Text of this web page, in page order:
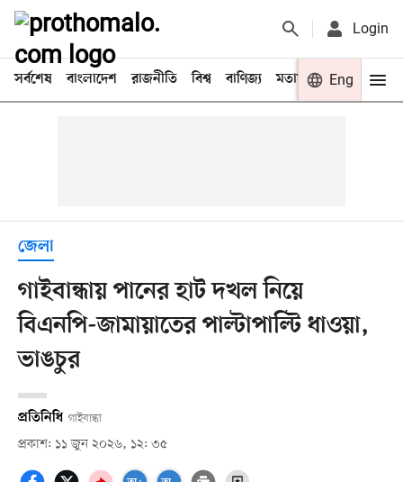
Login
সর্বশেষ বাংলাদেশ রাজনীতি বিশ্ব বাণিজ্য মতামত খেলা
Eng
জেলা
গাইবান্ধায় পানের হাট দখল নিয়ে
বিএনপি-জামায়াতের পাল্টাপাল্টি ধাওয়া,
ভাঙচুর
প্রতিনিধি গাইবান্ধা
প্রকাশ: ১১ জুন ২০২৬, ১২: ৩৫